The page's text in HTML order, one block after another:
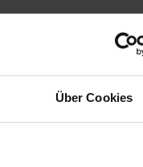
Über Cookies